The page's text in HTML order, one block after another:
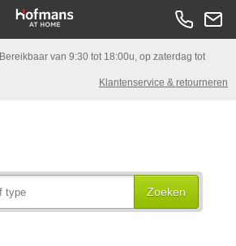
Bereikbaar van 9:30 tot 18:00u, op zaterdag tot
Klantenservice & retourneren
Zoeken